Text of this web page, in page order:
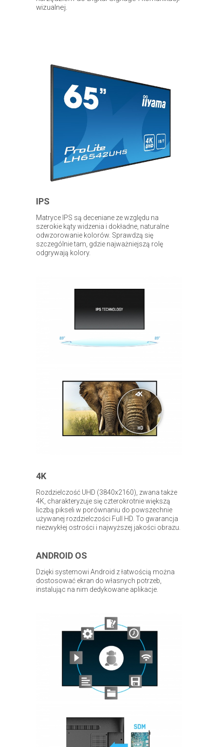
wizualnej.
IPS
Matryce IPS są deceniane ze względu na
szerokie kąty widzenia i dokładne, naturalne
odwzorowanie kolorów. Sprawdzą się
szczególnie tam, gdzie najważniejszą rolę
odgrywają kolory.
4K
Rozdzielczość UHD (3840x2160), zwana także
4K, charakteryzuje się czterokrotnie większą
liczbą pikseli w porównaniu do powszechnie
używanej rozdzielczości Full HD. To gwarancja
niezwykłej ostrości i najwyższej jakości obrazu.
ANDROID OS
Dzięki systemowi Android z łatwością można
dostosować ekran do własnych potrzeb,
instalując na nim dedykowane aplikacje.